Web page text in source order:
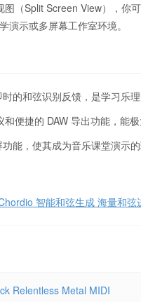
（Split Screen View），你
演示或多屏幕工作室环境。
的和弦识别反馈，是学习乐理
便捷的 DAW 导出功能，能
能，使其成为音乐课堂演示的
智能和弦生成 海量和
Relentless Metal MIDI